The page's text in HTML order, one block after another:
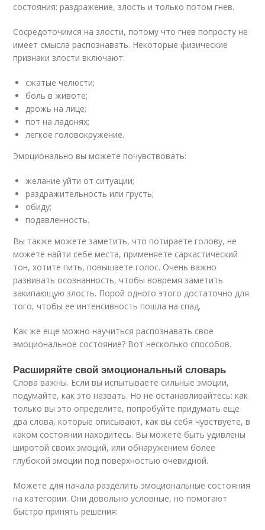
состояния: раздражение, злость и только потом гнев.
Сосредоточимся на злости, потому что гнев попросту не
имеет смысла распознавать. Некоторые физические
признаки злости включают:
сжатые челюсти;
боль в животе;
дрожь на лице;
пот на ладонях;
легкое головокружение.
Эмоционально вы можете почувствовать:
желание уйти от ситуации;
раздражительность или грусть;
обиду;
подавленность.
Вы также можете заметить, что потираете голову, не
можете найти себе места, применяете саркастический
тон, хотите пить, повышаете голос. Очень важно
развивать осознанность, чтобы вовремя заметить
закипающую злость. Порой одного этого достаточно для
того, чтобы ее интенсивность пошла на спад.
Как же еще можно научиться распознавать свое
эмоциональное состояние? Вот несколько способов.
Расширяйте свой эмоциональный словарь
Слова важны. Если вы испытываете сильные эмоции,
подумайте, как это назвать. Но не останавливайтесь: как
только вы это определите, попробуйте придумать еще
два слова, которые описывают, как вы себя чувствуете, в
каком состоянии находитесь. Вы можете быть удивлены
широтой своих эмоций, или обнаружением более
глубокой эмоции под поверхностью очевидной.
Можете для начала разделить эмоциональные состояния
на категории. Они довольно условные, но помогают
быстро принять решения: